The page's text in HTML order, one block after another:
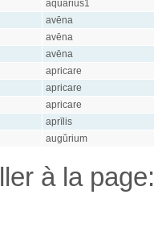
aquarius1
avēna
avēna
avēna
apricare
apricare
apricare
aprīlis
augŭrium
à la page: